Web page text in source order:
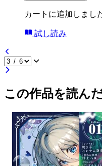
カートに追加しまし
試し読み
この作品を読ん